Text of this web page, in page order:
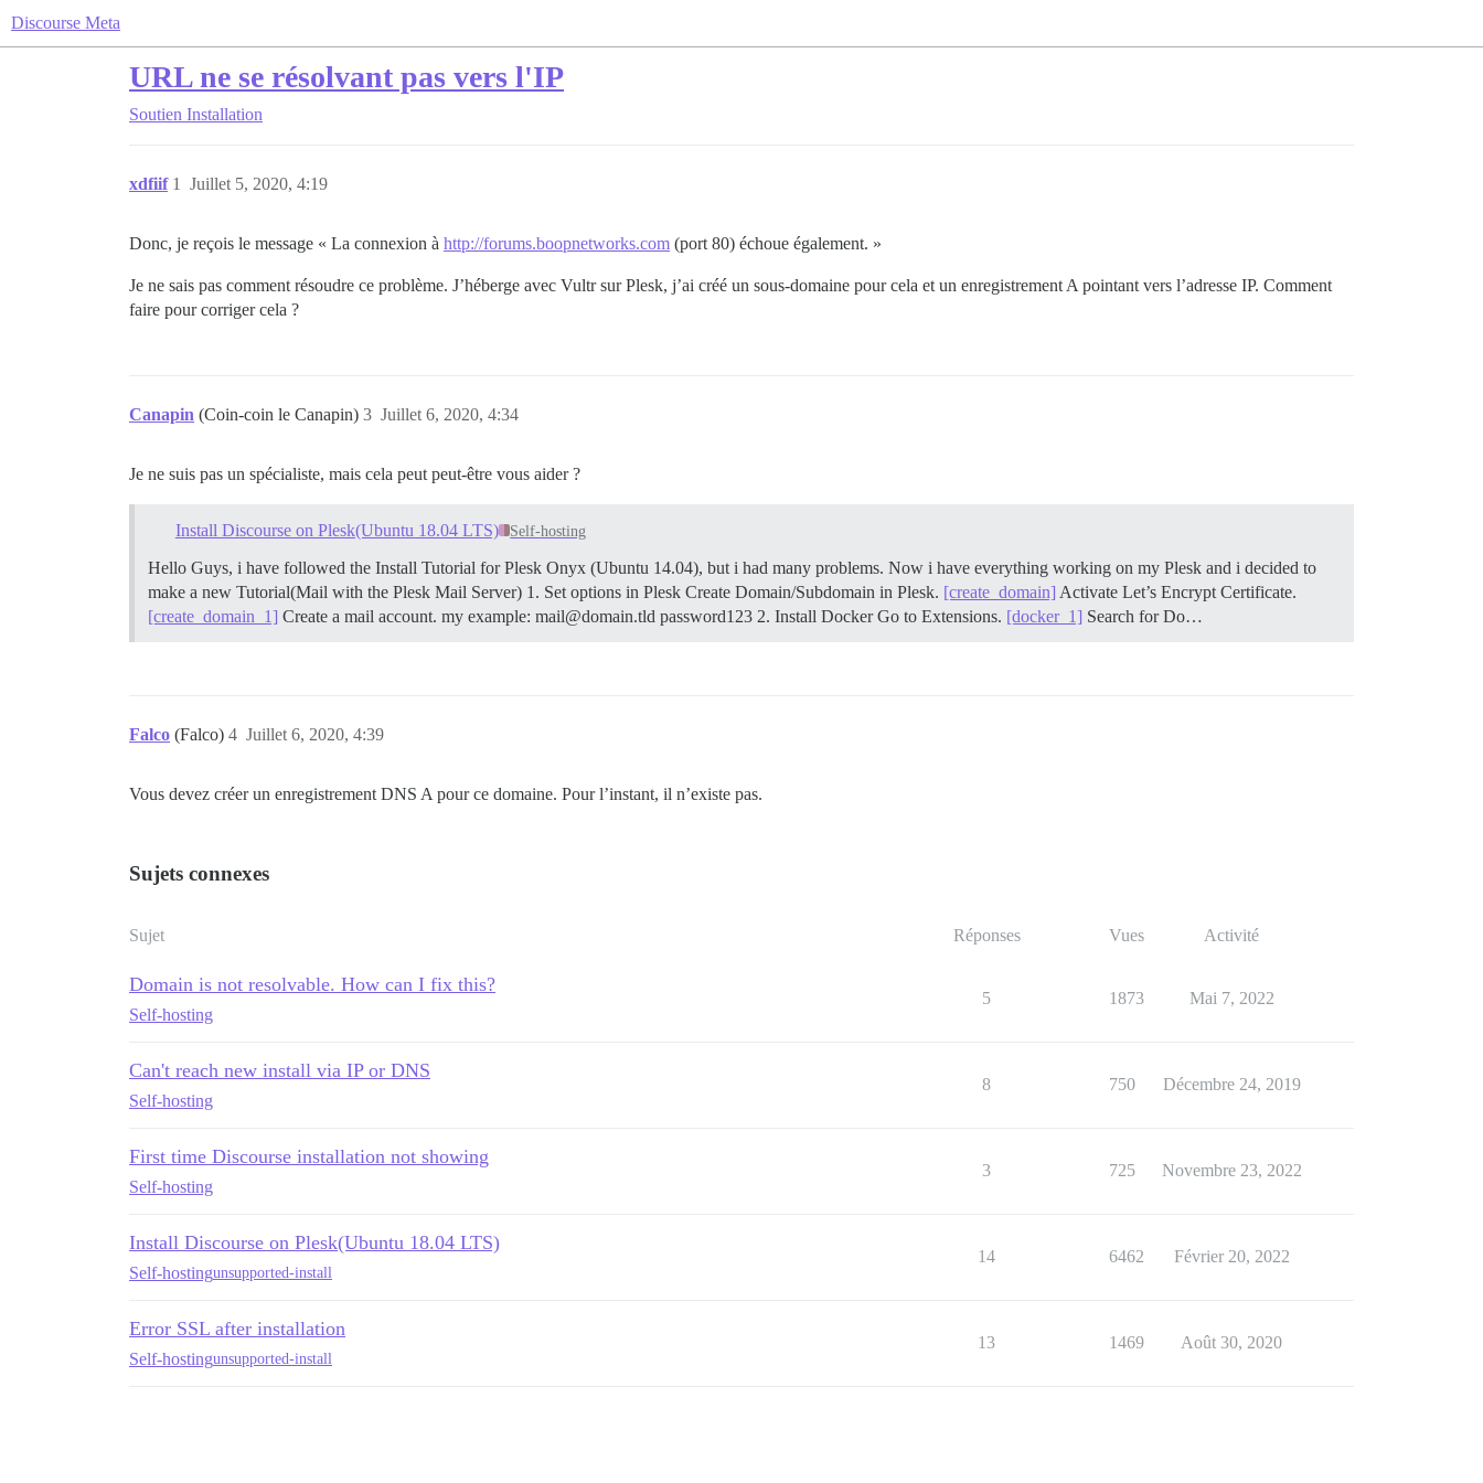
Discourse Meta
URL ne se résolvant pas vers l'IP
Soutien Installation
xdfiif Juillet 5, 2020, 4:19
1
Donc, je reçois le message « La connexion à http://forums.boopnetworks.com (port 80) échoue également. »
Je ne sais pas comment résoudre ce problème. J’héberge avec Vultr sur Plesk, j’ai créé un sous-domaine pour cela et un enregistrement A pointant vers l’adresse IP. Comment
faire pour corriger cela ?
Canapin (Coin-coin le Canapin) Juillet 6, 2020, 4:34
3
Je ne suis pas un spécialiste, mais cela peut peut-être vous aider ?
Install Discourse on Plesk(Ubuntu 18.04 LTS) Self-hosting
Hello Guys, i have followed the Install Tutorial for Plesk Onyx (Ubuntu 14.04), but i had many problems. Now i have everything working on my Plesk and i decided to
make a new Tutorial(Mail with the Plesk Mail Server) 1. Set options in Plesk Create Domain/Subdomain in Plesk. [create_domain] Activate Let’s Encrypt Certificate.
[create_domain_1] Create a mail account. my example: mail@domain.tld password123 2. Install Docker Go to Extensions. [docker_1] Search for Do…
Falco (Falco) Juillet 6, 2020, 4:39
4
Vous devez créer un enregistrement DNS A pour ce domaine. Pour l’instant, il n’existe pas.
Sujets connexes
Sujet Réponses Vues Activité
Domain is not resolvable. How can I fix this?
Self-hosting
5 1873 Mai 7, 2022
Can't reach new install via IP or DNS
Self-hosting
8 750 Décembre 24, 2019
First time Discourse installation not showing
Self-hosting
3 725 Novembre 23, 2022
Install Discourse on Plesk(Ubuntu 18.04 LTS)
Self-hostingunsupported-install
14 6462 Février 20, 2022
Error SSL after installation
Self-hostingunsupported-install
13 1469 Août 30, 2020